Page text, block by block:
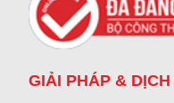
GIẢI PHÁP & DỊCH